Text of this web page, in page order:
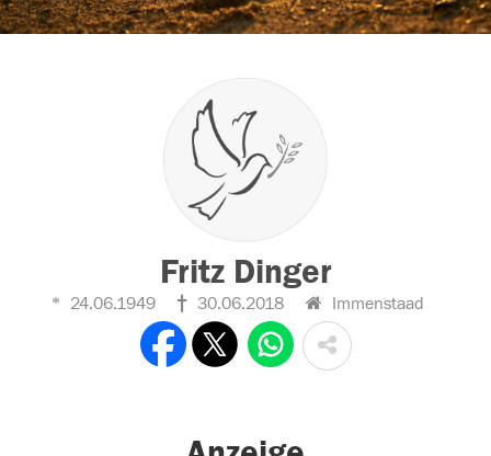
Fritz Dinger
24.06.1949 30.06.2018 Immenstaad